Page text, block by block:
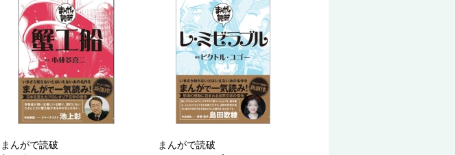
まんがで読破 まんがで読破